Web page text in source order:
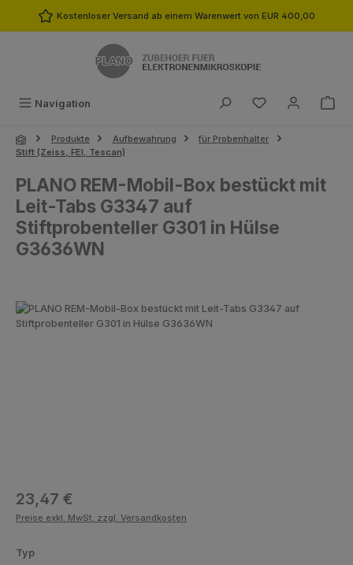
Zum Hauptinhalt springen
Kostenloser Versand ab einem Warenwert von EUR 400,00
Navigation Du hast 0
Produkte Aufbewahrung
für Probenhalter
Stift (Zeiss, FEI, Tescan)
PLANO REM-Mobil-Box bestückt mit
Leit-Tabs G3347 auf
Stiftprobenteller G301 in Hülse
G3636WN
Bildergalerie überspringen
Regulärer Preis:
23,47 €
Preise exkl. MwSt. zzgl. Versandkosten
Typauswählen